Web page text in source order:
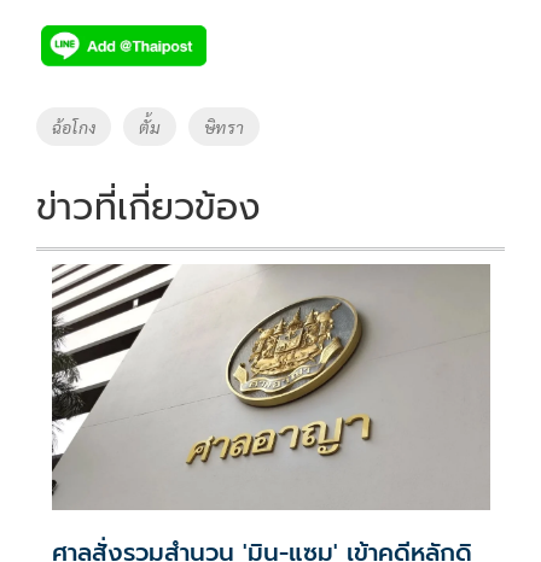
e
b
o
k
tt
er
p
y
Li
k
Tags
ฉ้อโกง ตั้ม ษิทรา
ข่าวที่เกี่ยวข้อง
ศาลสั่งรวมสำนวน 'มิน-แซม' เข้าคดีหลักดิ